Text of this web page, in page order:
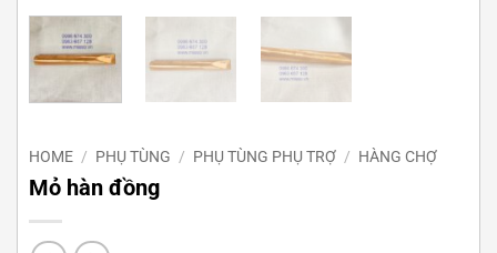
HOME / PHỤ TÙNG / PHỤ TÙNG PHỤ TRỢ / HÀNG CHỢ
Mỏ hàn đồng